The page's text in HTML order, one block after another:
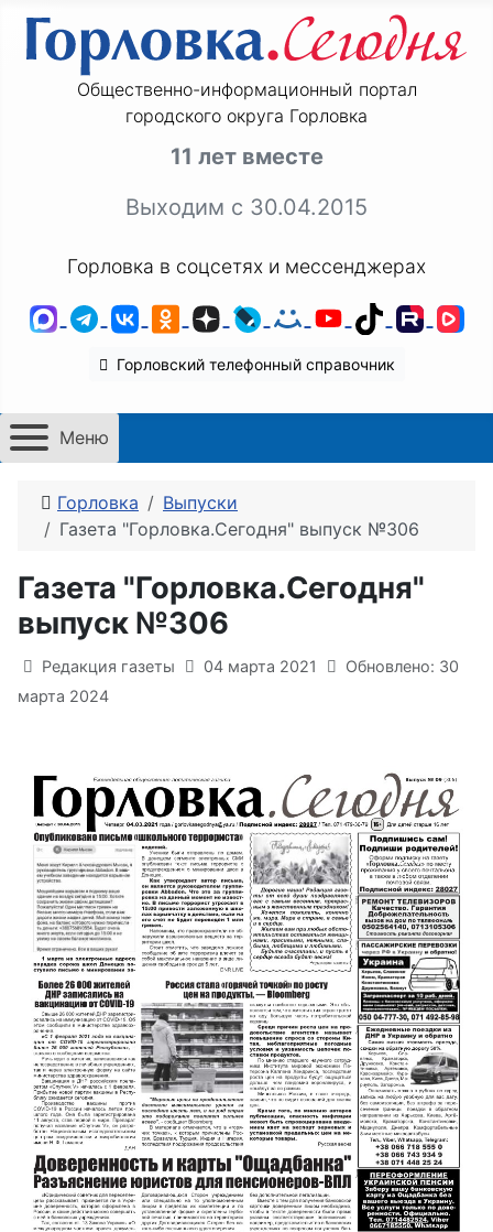
Общественно-информационный портал
городского округа Горловка
11 лет вместе
Выходим с 30.04.2015
Горловка в соцсетях и мессенджерах
MAXTelegram
ВКонтакте
Одноклассники
ДзенLiveJournal
Мой Мир
YouTube
TikTok
Горловский телефонный справочник
Меню
Горловка
Выпуски
Газета "Горловка.Сегодня" выпуск №306
Газета "Горловка.Сегодня"
выпуск №306
Информация о материале
Редакция газеты 04 марта 2021
Обновлено: 30
марта 2024